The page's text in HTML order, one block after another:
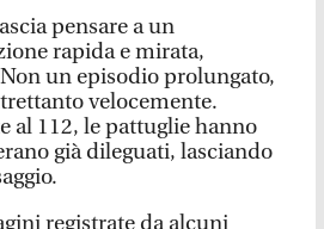
pensare a un
rapida e mirata,
un episodio prolungato,
velocemente.
al 112, le pattuglie hanno
già dileguati, lasciando
registrate da alcuni